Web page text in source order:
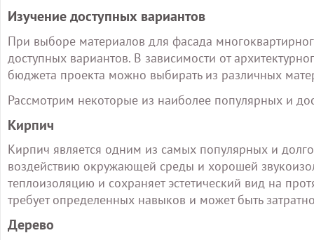
Изучение доступных вариантов
При выборе материалов для фасада
доступных вариантов. В зависимости от
бюджета проекта можно выбирать из различных
Рассмотрим некоторые из наиболее популярных и
Кирпич
Кирпич является одним из самых популярных и
воздействию окружающей среды и хорошей
теплоизоляцию и сохраняет эстетический вид на
требует определенных навыков и может быть
Дерево